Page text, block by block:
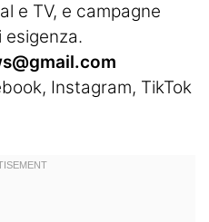
e TV, e campagne
esigenza.
, Instagram, TikTok